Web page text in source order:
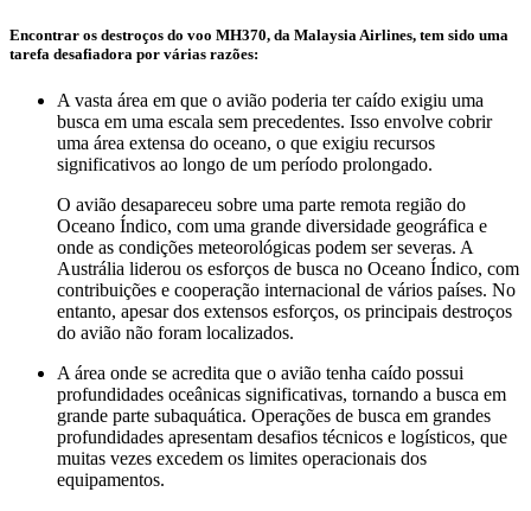
Encontrar os destroços do voo MH370, da Malaysia Airlines, tem sido uma
tarefa desafiadora por várias razões:
A vasta área em que o avião poderia ter caído exigiu uma
busca em uma escala sem precedentes. Isso envolve cobrir
uma área extensa do oceano, o que exigiu recursos
significativos ao longo de um período prolongado.
O avião desapareceu sobre uma parte remota região do
Oceano Índico, com uma grande diversidade geográfica e
onde as condições meteorológicas podem ser severas. A
Austrália liderou os esforços de busca no Oceano Índico, com
contribuições e cooperação internacional de vários países. No
entanto, apesar dos extensos esforços, os principais destroços
do avião não foram localizados.
A área onde se acredita que o avião tenha caído possui
profundidades oceânicas significativas, tornando a busca em
grande parte subaquática. Operações de busca em grandes
profundidades apresentam desafios técnicos e logísticos, que
muitas vezes excedem os limites operacionais dos
equipamentos.